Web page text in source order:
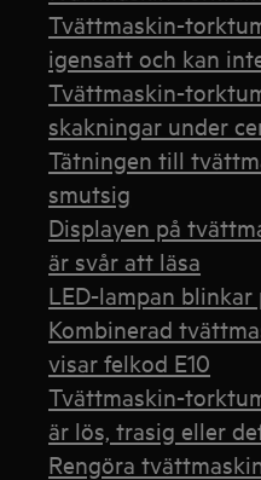
Tvättmaskin-
igensatt och kan
Tvättmaskin-
skakningar under
Tätningen till
smutsig
Displayen på
är svår att läsa
LED-lampan
Kombinerad
visar felkod E10
Tvättmaskin-
är lös, trasig eller
Rengöra